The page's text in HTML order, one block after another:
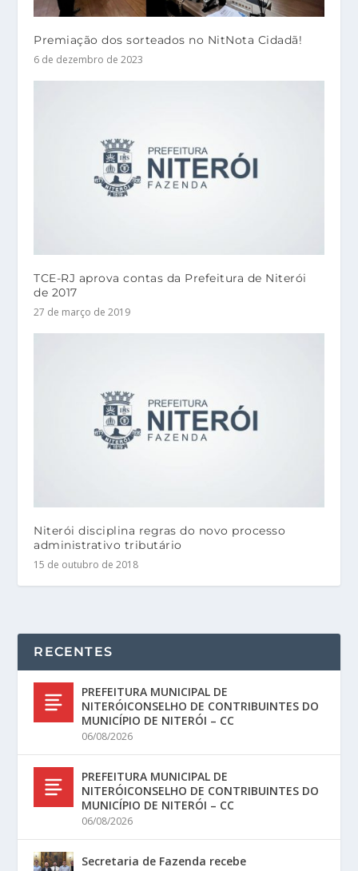
Premiação dos sorteados no NitNota Cidadã!
6 de dezembro de 2023
TCE-RJ aprova contas da Prefeitura de Niterói
de 2017
27 de março de 2019
Niterói disciplina regras do novo processo
administrativo tributário
15 de outubro de 2018
RECENTES
PREFEITURA MUNICIPAL DE
NITERÓICONSELHO DE CONTRIBUINTES DO
MUNICÍPIO DE NITERÓI – CC
06/08/2026
PREFEITURA MUNICIPAL DE
NITERÓICONSELHO DE CONTRIBUINTES DO
MUNICÍPIO DE NITERÓI – CC
06/08/2026
Secretaria de Fazenda recebe